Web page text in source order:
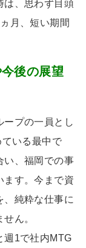
は、思わず目頭
ヵ月、短い期間
後の展望
ープの一員とし
ている最中で
い、福岡での事
ます。今まで資
、純粋な仕事に
ん。
週 1で社内MTG